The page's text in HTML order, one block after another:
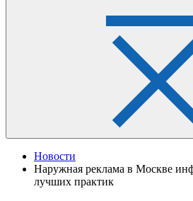
Новости
Наружная реклама в Москве
лучших практик